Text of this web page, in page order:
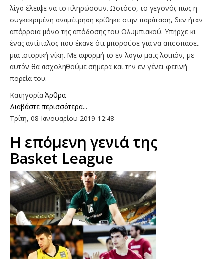
λίγο έλειψε να το πληρώσουν. Ωστόσο, το γεγονός πως η
συγκεκριμένη αναμέτρηση κρίθηκε στην παράταση, δεν ήταν
απόρροια μόνο της απόδοσης του Ολυμπιακού. Υπήρχε κι
ένας αντίπαλος που έκανε ότι μπορούσε για να αποσπάσει
μια ιστορική νίκη. Με αφορμή το εν λόγω ματς λοιπόν, με
αυτόν θα ασχοληθούμε σήμερα και την εν γένει φετινή
πορεία του.
Κατηγορία Άρθρα
Διαβάστε περισσότερα...
Τρίτη, 08 Ιανουαρίου 2019 12:48
H επόμενη γενιά της
Basket League